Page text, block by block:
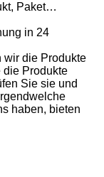
Paket…
in 24
wir die Produkte
die Produkte
Sie sie und
haben, bieten